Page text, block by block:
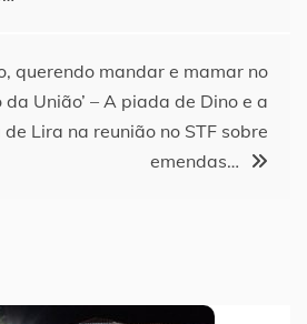
querendo mandar e mamar no
União’ – A piada de Dino e a
Lira na reunião no STF sobre
emendas…